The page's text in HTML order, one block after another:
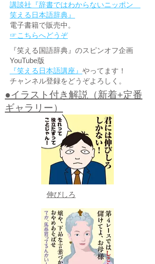
講談社『辞書ではわからないニッポン
笑える日本語辞典』
電子書籍で販売中。
☞こちらへどうぞ
『笑える国語辞典』のスピンオフ企画
YouTube版
『笑える日本語講座』 やってます！
チャンネル登録をどうぞよろしく。
●イラスト付き解説（新着+定番
ギャラリー）
伸びしろ